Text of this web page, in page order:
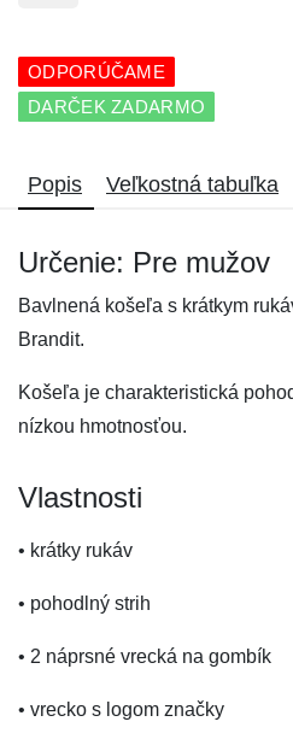
ODPORÚČAME
DARČEK ZADARMO
Popis Veľkostná tabuľka
Určenie: Pre mužov
Bavlnená košeľa s krátkym
Brandit.
Košeľa je charakteristická
nízkou hmotnosťou.
Vlastnosti
• krátky rukáv
• pohodlný strih
• 2 náprsné vrecká na gombík
• vrecko s logom značky